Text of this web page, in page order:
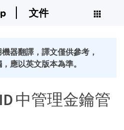
文件
器翻譯，譯文僅供參考，
應以英文版本為準。
中管理金鑰管